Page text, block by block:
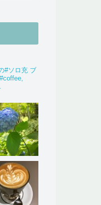
#ソロ充 ブ